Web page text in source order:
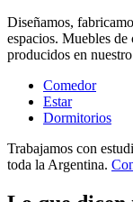
Diseñamos,
espacios. Muebles
producidos en
Comedor
Estar
Dormitorios
Trabajamos con
toda la Argentina.